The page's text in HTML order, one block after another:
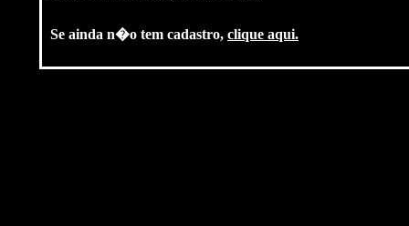
Se ainda n�o tem cadastro, clique aqui.